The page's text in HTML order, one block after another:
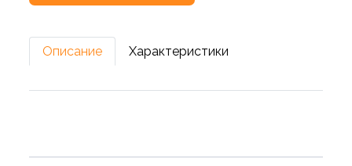
Описание Характеристики